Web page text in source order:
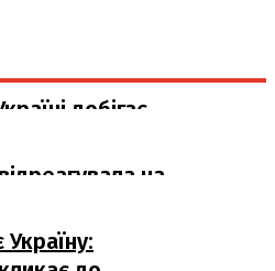
добігає
на
Україну: